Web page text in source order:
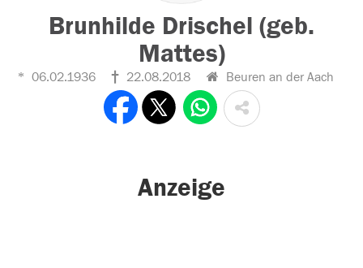
Brunhilde Drischel (geb.
Mattes)
06.02.1936 22.08.2018 Beuren an der Aach
Anzeige